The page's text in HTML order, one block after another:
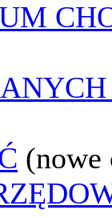
(nowe